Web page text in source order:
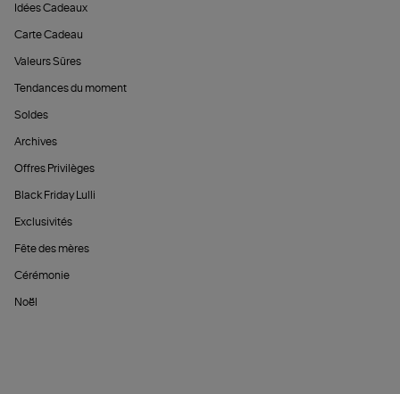
Idées Cadeaux
Carte Cadeau
Valeurs Sûres
Tendances du moment
Soldes
Archives
Offres Privilèges
Black Friday Lulli
Exclusivités
Fête des mères
Cérémonie
Noël